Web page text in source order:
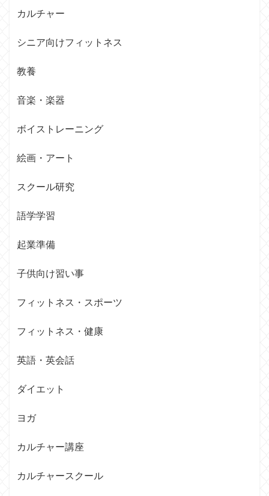
カルチャー
シニア向けフィットネス
教養
音楽・楽器
ボイストレーニング
絵画・アート
スクール研究
語学学習
起業準備
子供向け習い事
フィットネス・スポーツ
フィットネス・健康
英語・英会話
ダイエット
ヨガ
カルチャー講座
カルチャースクール